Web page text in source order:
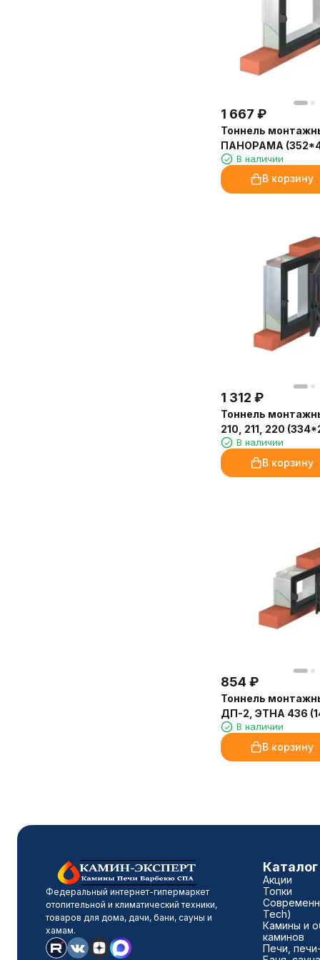
1 667 ₽
Тоннель
ПАНОРАМА
В наличии
В корзину
1 312 ₽
Тоннель
210, 211, 220
В наличии
В корзину
854 ₽
Тоннель
ДП-2, ЭТНА 436
В наличии
В корзину
Федеральный интернет-гипермаркет
отопительной и климатический техники,
товаров для дома, дачи, бани, сауны и
хамам.
Акции
Топки
Tech)
Камины и
каминов
Печи,